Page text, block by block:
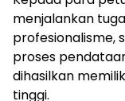
menjalankan
profesionalisme,
proses
dihasilkan
tinggi.